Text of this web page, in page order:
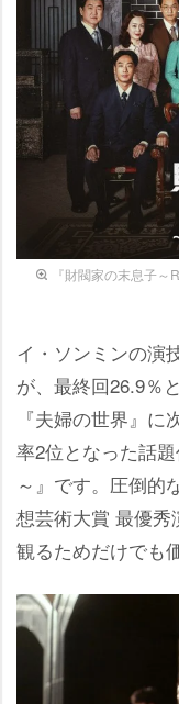
『財閥家の末息子
イ・ソンミンの演
が、最終回26.9％
『夫婦の世界』
率2位となった話
～』です。圧倒的
想芸術大賞 最優秀
観るためだけでも